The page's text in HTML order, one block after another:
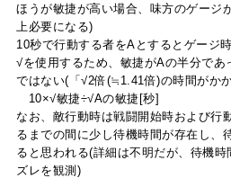
ほうが敏捷が高い場合、味方のゲージ
上必要になる)
10秒で行動する者をAとするとゲージ
√を使用するため、敏捷がAの半分であ
ではない(「√2倍(≒1.41倍)の時間がか
10×√敏捷÷√Aの敏捷[秒]
なお、敵行動時は戦闘開始時および行
るまでの間に少し待機時間が存在し、
ると思われる(詳細は不明だが、待機
ズレを観測)